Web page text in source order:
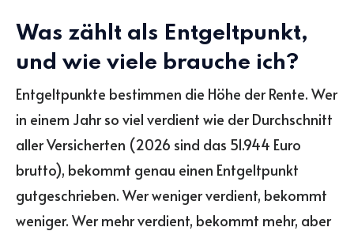
Was zählt als Entgeltpunkt,
und wie viele brauche ich?
Entgeltpunkte bestimmen die Höhe der Rente. Wer
in einem Jahr so viel verdient wie der Durchschnitt
aller Versicherten (2026 sind das 51.944 Euro
brutto), bekommt genau einen Entgeltpunkt
gutgeschrieben. Wer weniger verdient, bekommt
weniger. Wer mehr verdient, bekommt mehr, aber